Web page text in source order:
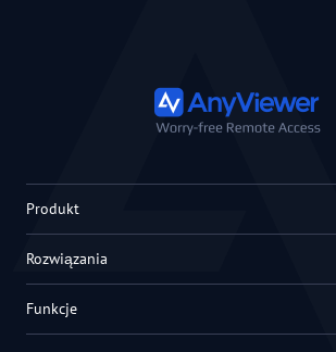
Produkt
Rozwiązania
Funkcje